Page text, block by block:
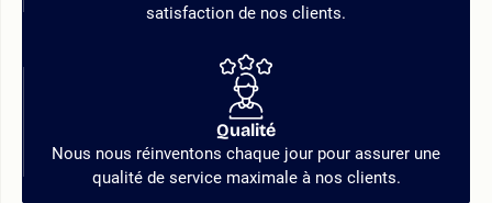
satisfaction de nos clients.
Qualité
Nous nous réinventons chaque jour pour assurer une
qualité de service maximale à nos clients.